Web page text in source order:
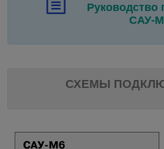
Руководство
САУ-
СХЕМЫ